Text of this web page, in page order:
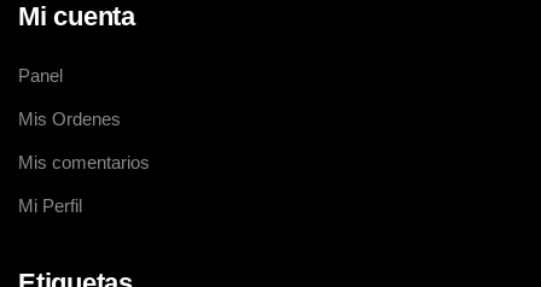
Mi cuenta
Panel
Mis Ordenes
Mis comentarios
Mi Perfil